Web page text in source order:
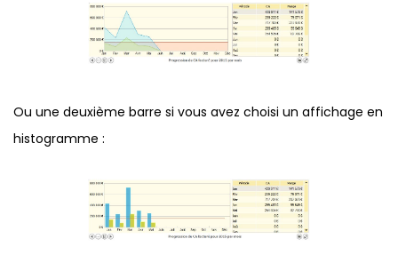
Ou une deuxième barre si vous avez choisi un affichage en
histogramme :